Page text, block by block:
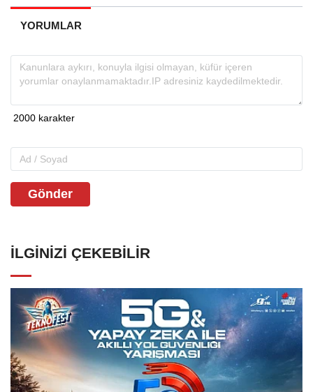
YORUMLAR
Gönder
İLGINIZI ÇEKEBILIR